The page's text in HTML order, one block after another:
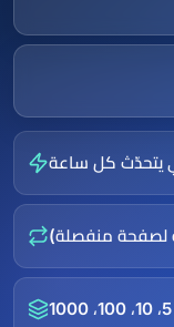
كل ساعة
لصفحة منفصلة)